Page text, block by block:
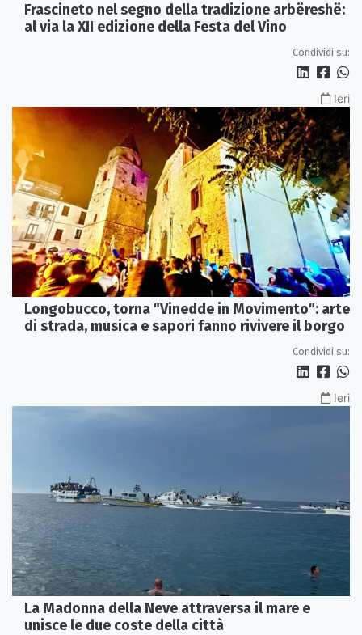
Frascineto nel segno della tradizione arbëreshë:
al via la XII edizione della Festa del Vino
Condividi su:
Ieri
Longobucco, torna "Vinedde in Movimento": arte
di strada, musica e sapori fanno rivivere il borgo
Condividi su:
Ieri
La Madonna della Neve attraversa il mare e
unisce le due coste della città